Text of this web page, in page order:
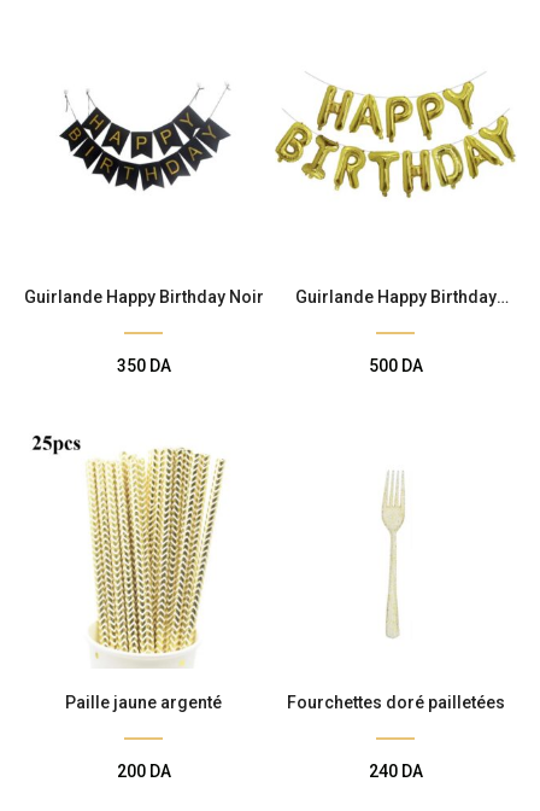
Guirlande Happy Birthday Noir
350 DA
Guirlande Happy Birthday
500 DA
Paille jaune argenté
200 DA
Fourchettes doré pailletées
240 DA